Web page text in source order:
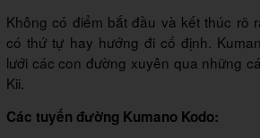
Không có điểm bắt đầu và kết thúc rõ
có thứ tự hay hướng đi cố định.
lưới các con đường xuyên qua những
Kii.
Các tuyến đường Kumano Kodo: